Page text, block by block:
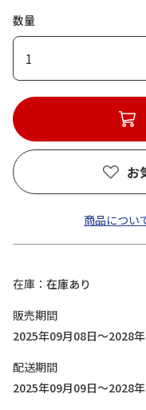
数量
1
お
商品につい
在庫
在庫あり
販売期間
2025年09月08日～2028
配送期間
2025年09月09日～2028